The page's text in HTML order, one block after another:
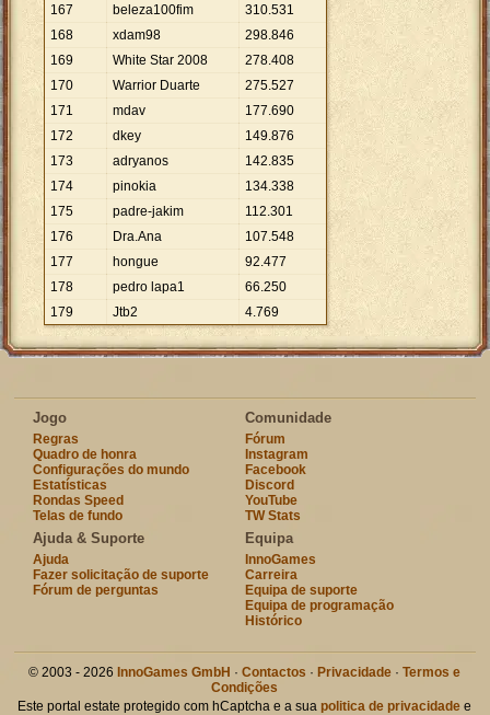
167
beleza100fim 310.531
168
xdam98 298.846
169
White Star 2008 278.408
170
Warrior Duarte 275.527
171
mdav 177.690
172
dkey 149.876
173
adryanos 142.835
174
pinokia 134.338
175
padre-jakim 112.301
176
Dra.Ana 107.548
177
hongue 92.477
178
pedro lapa1 66.250
179
Jtb2 4.769
Jogo
Regras
Quadro de honra
Configurações do mundo
Estatísticas
Rondas Speed
Telas de fundo
Comunidade
Fórum
Instagram
Facebook
Discord
YouTube
TW Stats
Ajuda & Suporte
Ajuda
Fazer solicitação de suporte
Fórum de perguntas
Equipa
InnoGames
Carreira
Equipa de suporte
Equipa de programação
Histórico
© 2003 - 2026 InnoGames GmbH ·Contactos · Privacidade ·Termos e
Condições
Este portal estate protegido com hCaptcha e a suapolitica de privacidade e